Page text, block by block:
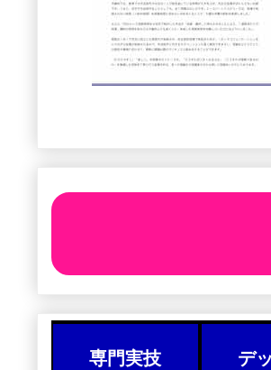
専門実技 デ